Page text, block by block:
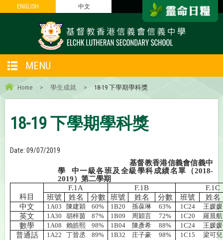
ENGLISH 中文
ENGLISH 中文
MENU
Home > 學生成就 > 18-19 下學期學科獎
18-19 下學期學科獎
Date: 09/07/2019
基督教香港信義會信義中
學
中一級各班及全級學科成績名單（2018-
2019）第二學期
F.1A
F.1B
F.1C
科目
班號 姓名 分數 班號 姓名 分數 班號
姓名
中文
1A03 陳建穎 60% 1B20 孫葆琳 63% 1C24 王媛媛
英文 1A30 胡梓茵 87% 1B09 周穎言 72% 1C20 羅晨航
數學 1A08 賴皓熙 98% 1B04 陳彥希 88% 1C24 王媛媛
普通話 1A22 丁晉丞 89% 1B32 庄子豪 98% 1C15 梁可兒